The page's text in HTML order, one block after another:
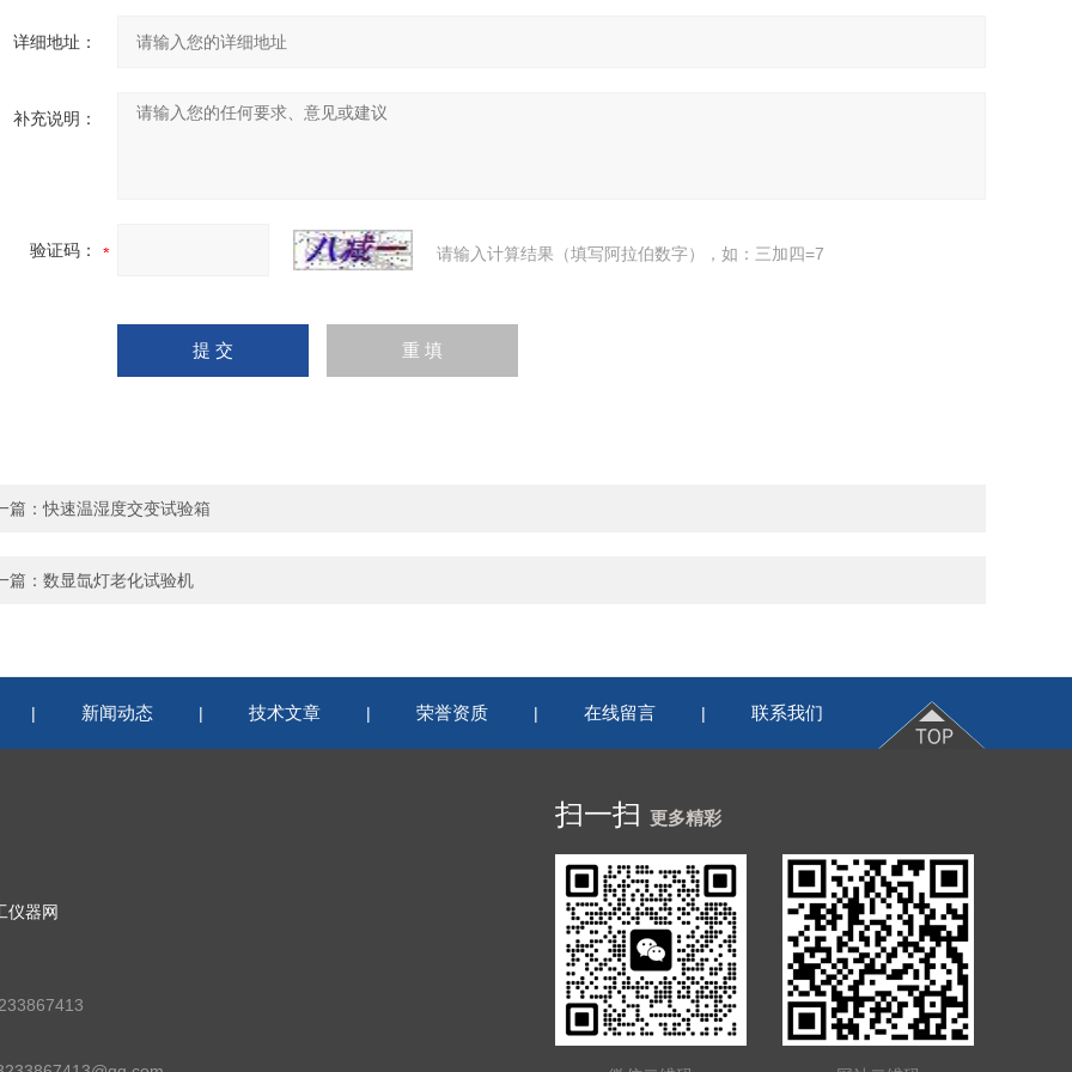
详细地址：
补充说明：
验证码： 请输入计算结果（填写阿拉伯数字），如：三加四=7
篇：快速温湿度交变试验箱
篇： 数显氙灯老化试验机
| 新闻动态 | 技术文章 | 荣誉资质 | 在线留言 | 联系我们
仪器网
扫一扫 更多精彩